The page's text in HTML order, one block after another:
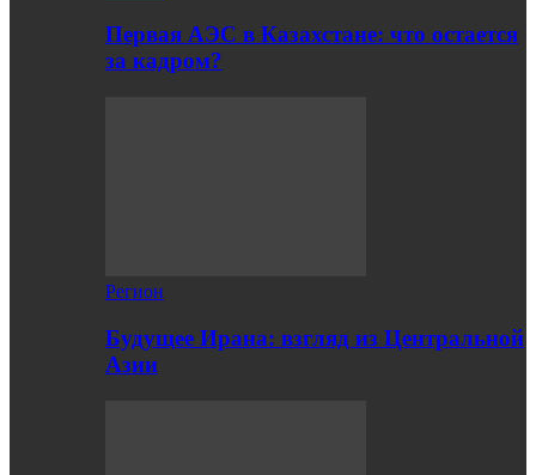
Первая АЭС в Казахстане: что остается
за кадром?
Регион
Будущее Ирана: взгляд из Центральной
Азии